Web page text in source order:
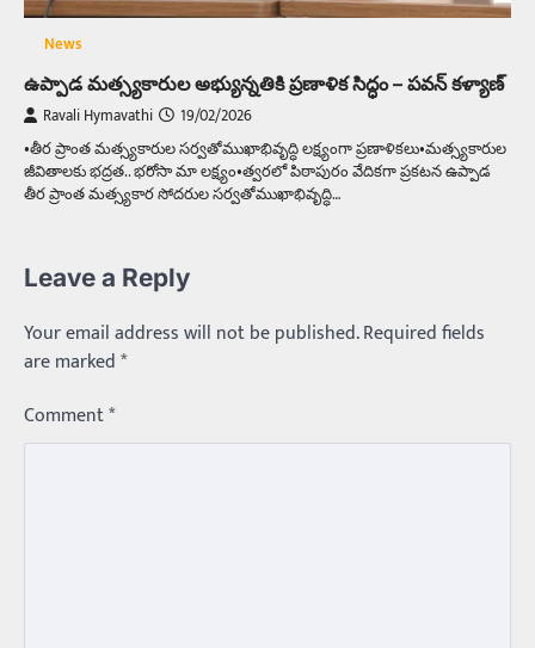
News
ఉప్పాడ మత్స్యకారుల అభ్యున్నతికి ప్రణాళిక సిద్ధం – పవన్ కళ్యాణ్
Ravali Hymavathi 19/02/2026
•తీర ప్రాంత మత్స్యకారుల సర్వతోముఖాభివృద్ధి లక్ష్యంగా ప్రణాళికలు•మత్స్యకారుల
జీవితాలకు భద్రత.. భరోసా మా లక్ష్యం•త్వరలో పిఠాపురం వేదికగా ప్రకటన ఉప్పాడ
తీర ప్రాంత మత్స్యకార సోదరుల సర్వతోముఖాభివృద్ధి…
Leave a Reply
Your email address will not be published.Required fields
are marked*
Comment*